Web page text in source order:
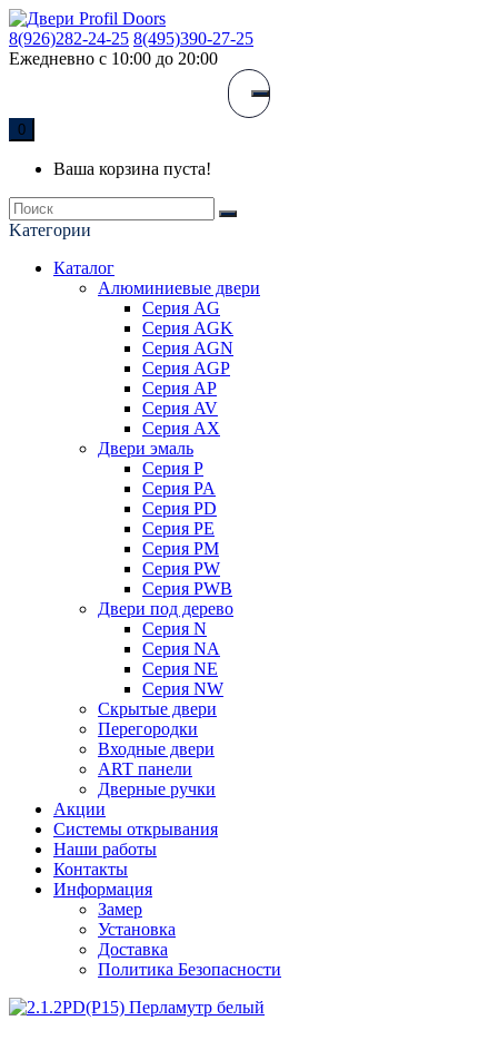
8(926)282-24-25 8(495)390-27-25
Ежедневно с 10:00 до 20:00
0
Ваша корзина пуста!
Kатегории
Каталог
Алюминиевые двери
Серия AG
Серия AGK
Серия AGN
Серия AGP
Серия AP
Серия AV
Серия AX
Двери эмаль
Серия P
Серия PA
Серия PD
Серия PE
Серия PM
Серия PW
Серия PWB
Двери под дерево
Серия N
Серия NA
Серия NE
Серия NW
Скрытые двери
Перегородки
Входные двери
ART панели
Дверные ручки
Акции
Системы открывания
Наши работы
Контакты
Информация
Замер
Установка
Доставка
Политика Безопасности